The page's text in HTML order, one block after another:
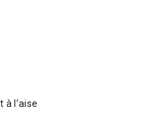
à l’aise